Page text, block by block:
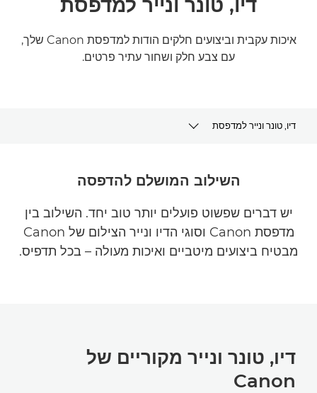
דיו, טונר ונייר למדפסת
איכות עקבית וביצועים חלקים הודות למדפסת Canon שלך,
עם צבע חלק ושחור עתיר פרטים.
דיו, טונר ונייר למדפסת
טונר
השילוב המושלם להדפסה
יש דברים שפשוט פועלים יותר טוב יחד. השילוב בין
מדפסת Canon וסוגי הדיו ונייר הצילום של Canon
מבטיח ביצועים מיטביים ואיכות מעולה – בכל תדפיס.
דיו, טונר ונייר מקוריים של
Canon